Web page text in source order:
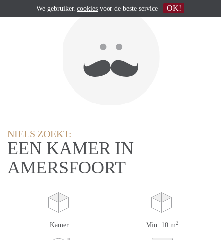
NIELS ZOEKT:
EEN KAMER IN
AMERSFOORT
Kamer Min. 10 m2
We gebruiken cookies voor de beste service OK!